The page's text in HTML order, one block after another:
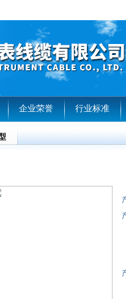
企业荣誉 行业标准